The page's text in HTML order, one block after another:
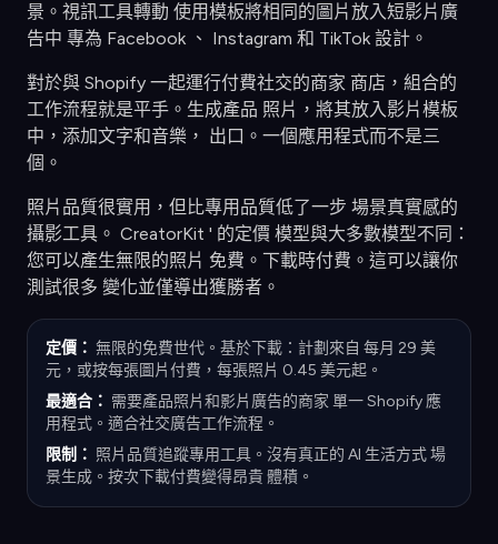
景。視訊工具轉動 使用模板將相同的圖片放入短影片廣
告中 專為 Facebook 、 Instagram 和 TikTok 設計。
對於與 Shopify 一起運行付費社交的商家 商店，組合的
工作流程就是平手。生成產品 照片，將其放入影片模板
中，添加文字和音樂， 出口。一個應用程式而不是三
個。
照片品質很實用，但比專用品質低了一步 場景真實感的
攝影工具。 CreatorKit ' 的定價 模型與大多數模型不同：
您可以產生無限的照片 免費。下載時付費。這可以讓你
測試很多 變化並僅導出獲勝者。
定價： 無限的免費世代。基於下載：計劃來自 每月 29 美
元，或按每張圖片付費，每張照片 0.45 美元起。
最適合： 需要產品照片和影片廣告的商家 單一 Shopify 應
用程式。適合社交廣告工作流程。
限制： 照片品質追蹤專用工具。沒有真正的 AI 生活方式 場
景生成。按次下載付費變得昂貴 體積。